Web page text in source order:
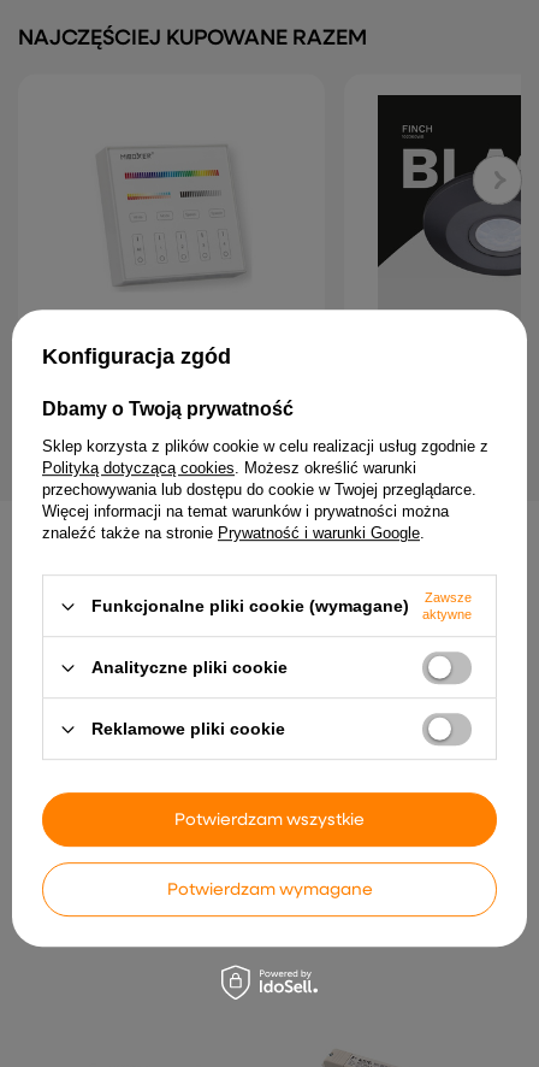
NAJCZĘŚCIEJ KUPOWANE RAZEM
Miboxer B4 Pilot ścienny LED RGB+CCT
69,61 zł
DAMIK złączka łącznik
8mm strip to strip mono
3,79 zł 22,00 zł
Konfiguracja zgód
Dbamy o Twoją prywatność
Sklep korzysta z plików cookie w celu realizacji usług zgodnie z
Polityką dotyczącą cookies. Możesz określić warunki
przechowywania lub dostępu do cookie w Twojej przeglądarce.
Więcej informacji na temat warunków i prywatności można
znaleźć także na stronie Prywatność i warunki Google.
Funkcjonalne pliki cookie (wymagane)
Zawsze
aktywne
Analityczne pliki cookie
Reklamowe pliki cookie
Potwierdzam wymagane
Potwierdzam wszystkie